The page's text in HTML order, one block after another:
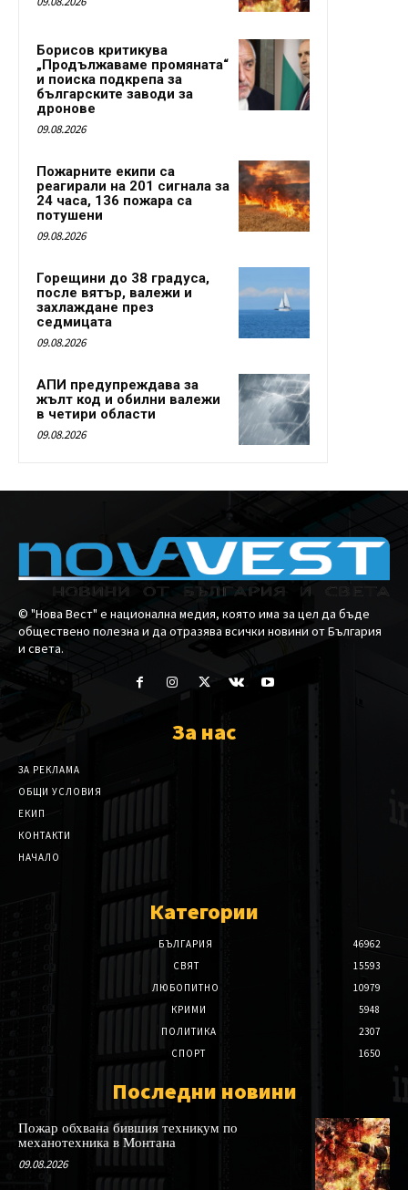
Борисов критикува
„Продължаваме промяната“
и поиска подкрепа за
българските заводи за
дронове
09.08.2026
Пожарните екипи са
реагирали на 201 сигнала за
24 часа, 136 пожара са
потушени
09.08.2026
Горещини до 38 градуса,
после вятър, валежи и
захлаждане през
седмицата
09.08.2026
АПИ предупреждава за
жълт код и обилни валежи
в четири области
09.08.2026
© "Нова Вест" е национална медия, която има за цел да бъде
обществено полезна и да отразява всички новини от България
и света.
За нас
ЗА РЕКЛАМА
ОБЩИ УСЛОВИЯ
ЕКИП
КОНТАКТИ
НАЧАЛО
Категории
БЪЛГАРИЯ
46962
СВЯТ
15593
ЛЮБОПИТНО
10979
КРИМИ
5948
ПОЛИТИКА
2307
СПОРТ
1650
Последни новини
Пожар обхвана бившия техникум по
механотехника в Монтана
09.08.2026